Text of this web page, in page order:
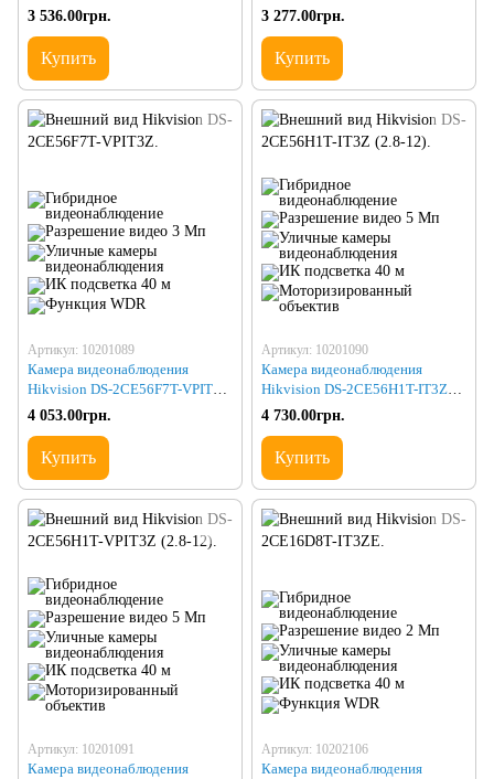
(2.8-12)
3 536.00грн.
Купить
(2.8-12)
3 277.00грн.
Купить
Артикул: 10201089
Камера видеонаблюдения
Hikvision DS-2CE56F7T-VPIT3Z
(2.8-12)
4 053.00грн.
Купить
Артикул: 10201090
Камера видеонаблюдения
Hikvision DS-2CE56H1T-IT3Z
(2.8-12)
4 730.00грн.
Купить
Артикул: 10201091
Камера видеонаблюдения
Артикул: 10202106
Камера видеонаблюдения